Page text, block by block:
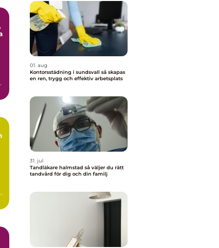
01. aug
Kontorsstädning i sundsvall så skapas
en ren, trygg och effektiv arbetsplats
31. jul
Tandläkare halmstad så väljer du rätt
tandvård för dig och din familj